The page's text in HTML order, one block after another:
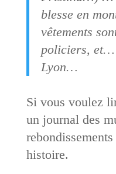
blesse en
vêtements
policiers, et…
Lyon…
Si vous voulez
un journal des
histoire.